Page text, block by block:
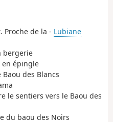
Proche de la - Lubiane
bergerie
en épingle
des Blancs
le sentiers vers le Baou des
du baou des Noirs